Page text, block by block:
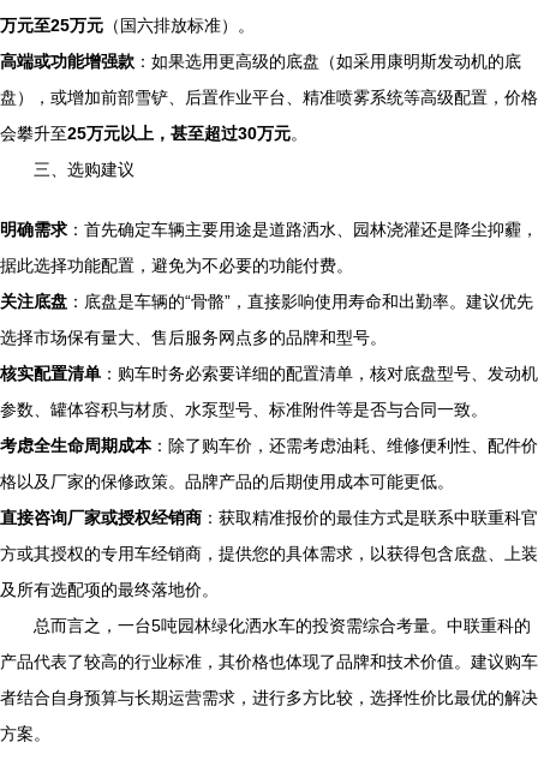
万元至25万元 （国六排放标准）。
高端或功能增强款 ：如果选用更高级的底盘（如采用康明斯发动机的底
盘），或增加前部雪铲、后置作业平台、精准喷雾系统等高级配置，价格
会攀升至25万元以上，甚至超过30万元。
三、选购建议
明确需求 ：首先确定车辆主要用途是道路洒水、园林浇灌还是降尘抑霾，
据此选择功能配置，避免为不必要的功能付费。
关注底盘 ：底盘是车辆的“骨骼”，直接影响使用寿命和出勤率。建议优先
选择市场保有量大、售后服务网点多的品牌和型号。
核实配置清单 ：购车时务必索要详细的配置清单，核对底盘型号、发动机
参数、罐体容积与材质、水泵型号、标准附件等是否与合同一致。
考虑全生命周期成本：除了购车价，还需考虑油耗、维修便利性、配件价
格以及厂家的保修政策。品牌产品的后期使用成本可能更低。
直接咨询厂家或授权经销商 ：获取精准报价的最佳方式是联系中联重科官
方或其授权的专用车经销商，提供您的具体需求，以获得包含底盘、上装
及所有选配项的最终落地价。
总而言之，一台5吨园林绿化洒水车的投资需综合考量。中联重科的
产品代表了较高的行业标准，其价格也体现了品牌和技术价值。建议购车
者结合自身预算与长期运营需求，进行多方比较，选择性价比最优的解决
方案。